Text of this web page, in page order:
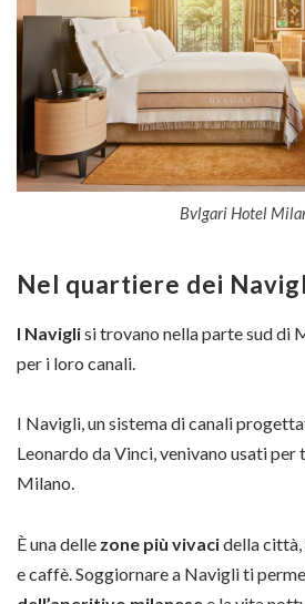
Bvlgari Hotel
Nel quartiere dei
I Naviglisi trovano nella parte sud di
per i loro canali.
I Navigli, un sistema di canali
Leonardo da Vinci, venivano usati
Milano.
È una delle zone più vivacidella
e caffè. Soggiornare a Navigli ti